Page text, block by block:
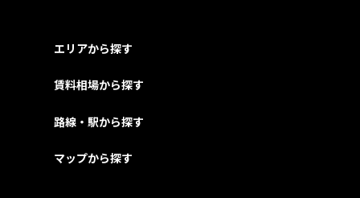
エリアから探す
賃料相場から探す
路線・駅から探す
マップから探す